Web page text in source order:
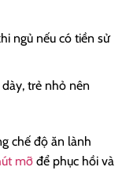
ngủ nếu có tiền sử
trẻ nhỏ nên
chế độ ăn lành
mỡ để phục hồi và